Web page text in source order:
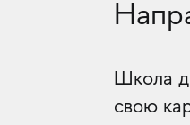
Школа
свою